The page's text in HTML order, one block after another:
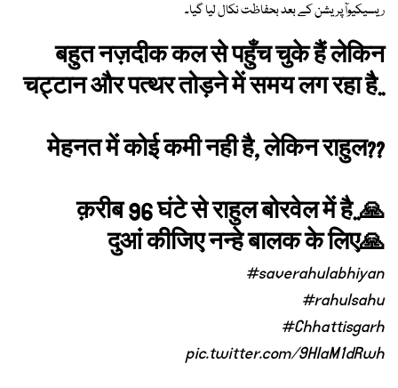
ریسیکیوآپریشن کے بعد بحفاظت نکال لیا گیا۔
बहुत नज़दीक कल से पहुँच चुके हैं लेकिन
चट्टान और पत्थर तोड़ने में समय लग रहा है..
मेहनत में कोई कमी नही है, लेकिन राहुल??
क़रीब 96 घंटे से राहुल बोरवेल में है..🙏
दुआं कीजिए नन्हे बालक के लिए🙏
#saverahulabhiyan
#rahulsahu
#Chhattisgarh
pic.twitter.com/9HIaM1dRwh